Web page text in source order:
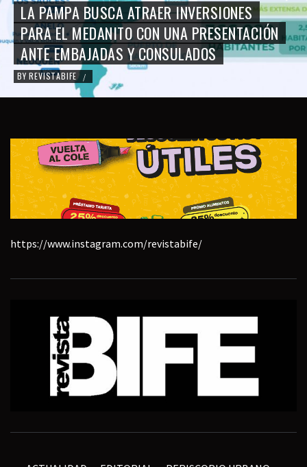
LA PAMPA BUSCA ATRAER INVERSIONES
PARA EL MEDANITO CON UNA PRESENTACIÓN
ANTE EMBAJADAS Y CONSULADOS
BY REVISTABIFE /
https://www.instagram.com/revistabife/